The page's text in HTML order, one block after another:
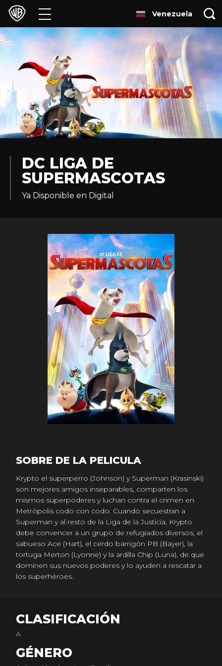
Películas
Series
Juegos y Aplicaciones
Franquicias
Colecciones
Experiencias
Venezuela
DC LIGA DE
SUPERMASCOTAS
Ya Disponible en Digital
SOBRE DE LA PELICULA
Krypto el superperro (Johnson) y Superman (Krasinski)
son mejores amigos inseparables, comparten los
mismos superpoderes y luchan contra el crimen en
Metrópolis codo con codo. Cuando secuestran a
Superman y al resto de la Liga de la Justicia, Krypto
debe convencer a un grupo de refugiados diversos, el
sabueso Ace (Hart), el cerdo barrigón PB (Bayer), la
tortuga Merton (Lyonne) y la ardilla Chip (Luna), de que
dominen sus nuevos poderes y lo ayuden a rescatar a
los superhéroes.
CLASIFICACIÓN
A
GÉNERO